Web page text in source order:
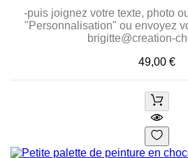
-puis joignez votre texte, photo
"Personnalisation" ou envoyez
brigitte@creation-
49,00 €Prix